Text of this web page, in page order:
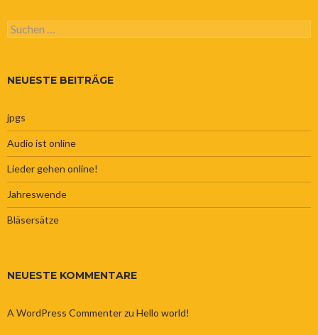
Suchen
nach:
NEUESTE BEITRÄGE
jpgs
Audio ist online
Lieder gehen online!
Jahreswende
Bläsersätze
NEUESTE KOMMENTARE
A WordPress Commenterzu Hello world!